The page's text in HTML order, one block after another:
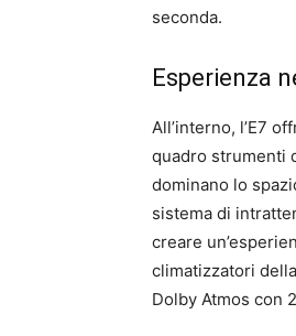
seconda.
Esperienza
All’interno, l’E7
quadro strumenti
dominano lo
sistema di
creare
climatizzatori
Dolby Atmos con